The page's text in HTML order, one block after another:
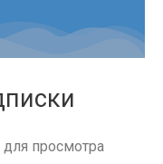
для просмотра